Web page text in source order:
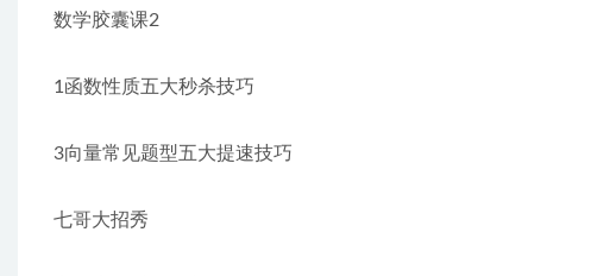
数学胶囊课2
1函数性质五大秒杀技巧
3向量常见题型五大提速技巧
七哥大招秀